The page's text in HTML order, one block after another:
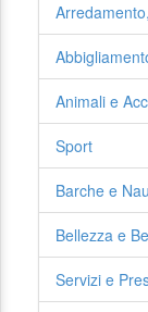
Animali e
Sport
Barche e
Bellezza e
Servizi e